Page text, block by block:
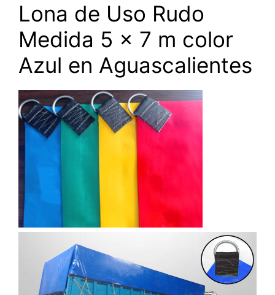
Lona de Uso Rudo
Medida 5 x 7 m color
Azul en Aguascalientes